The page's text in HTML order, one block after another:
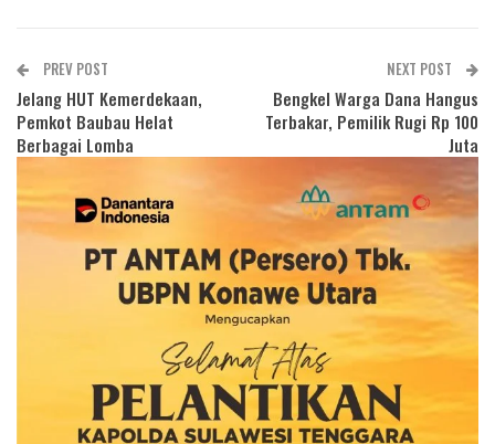
PREV POST
Jelang HUT Kemerdekaan,
Pemkot Baubau Helat
Berbagai Lomba
NEXT POST
Bengkel Warga Dana Hangus
Terbakar, Pemilik Rugi Rp 100
Juta